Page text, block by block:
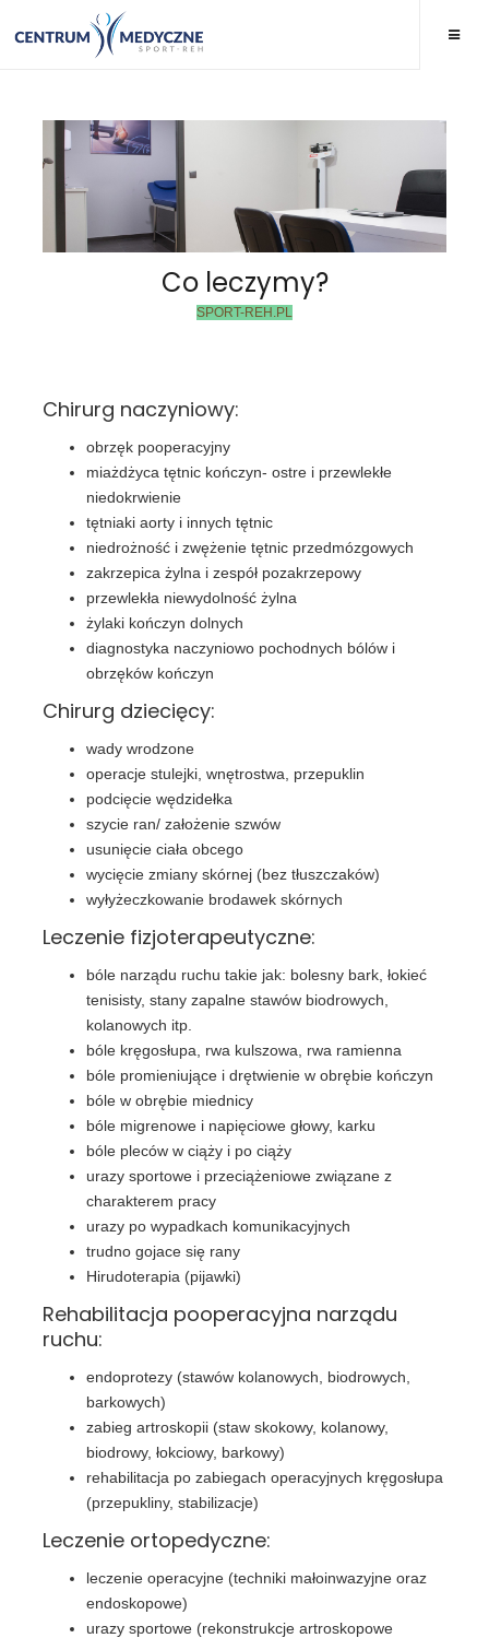
Co leczymy?
SPORT-REH.PL
Chirurg naczyniowy:
obrzęk pooperacyjny
miażdżyca tętnic kończyn- ostre i przewlekłe
niedokrwienie
tętniaki aorty i innych tętnic
niedrożność i zwężenie tętnic przedmózgowych
zakrzepica żylna i zespół pozakrzepowy
przewlekła niewydolność żylna
żylaki kończyn dolnych
diagnostyka naczyniowo pochodnych bólów i
obrzęków kończyn
Chirurg dziecięcy:
wady wrodzone
operacje stulejki, wnętrostwa, przepuklin
podcięcie wędzidełka
szycie ran/ założenie szwów
usunięcie ciała obcego
wycięcie zmiany skórnej (bez tłuszczaków)
wyłyżeczkowanie brodawek skórnych
Leczenie fizjoterapeutyczne:
bóle narządu ruchu takie jak: bolesny bark, łokieć
tenisisty, stany zapalne stawów biodrowych,
kolanowych itp.
bóle kręgosłupa, rwa kulszowa, rwa ramienna
bóle promieniujące i drętwienie w obrębie kończyn
bóle w obrębie miednicy
bóle migrenowe i napięciowe głowy, karku
bóle pleców w ciąży i po ciąży
urazy sportowe i przeciążeniowe związane z
charakterem pracy
urazy po wypadkach komunikacyjnych
trudno gojace się rany
Hirudoterapia (pijawki)
Rehabilitacja pooperacyjna narządu
ruchu:
endoprotezy (stawów kolanowych, biodrowych,
barkowych)
zabieg artroskopii (staw skokowy, kolanowy,
biodrowy, łokciowy, barkowy)
rehabilitacja po zabiegach operacyjnych kręgosłupa
(przepukliny, stabilizacje)
Leczenie ortopedyczne:
leczenie operacyjne (techniki małoinwazyjne oraz
endoskopowe)
urazy sportowe (rekonstrukcje artroskopowe